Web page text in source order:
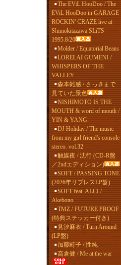
The EViL HooDoo / The
EViL HooDoo in GARAGE
ROCKIN' CRAZE live at
Shimokitazawa SLiTS
1995.8/20
Molder / Equatorial Beans
LORELAI GUMENI /
WHISPERS OF THE
VALLEY
森本雑感 / さっきまで
見ていた景色
NISHIMOTO IS THE
MOUTH & word of mouth /
YIN & YANG
DJ Holiday / The music
from my girl friend's console
stereo. vol.32
触媒夜 / 沈行 (CD-R盤
／2ndエディション)
SOFT / PASSING TONE
(2026年リプレスLP盤)
SOFT feat. ALCI /
Akebono
TMZ / FUTURE PROOF
(特典ステッカー付き)
見汐麻衣 / Turn Around
(LP盤)
加藤町子 / 性純
高倉健 / Me at the war